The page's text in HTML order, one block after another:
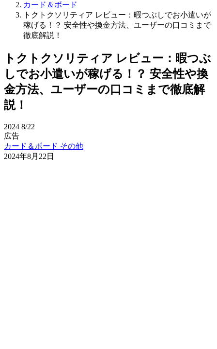
カード＆ボード
トクトクソリティア レビュー：暇つぶしでお小遣いが
稼げる！？ 安全性や換金方法、ユーザーの口コミまで
徹底解説！
トクトクソリティア レビュー：暇つぶ
しでお小遣いが稼げる！？ 安全性や換
金方法、ユーザーの口コミまで徹底解
説！
2024 8/22
広告
カード＆ボード その他
2024年8月22日